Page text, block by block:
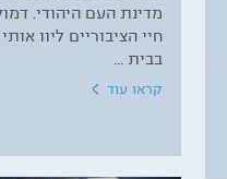
מדינת העם היהודי.
חיי הציבוריים ליוו
בבית ...
קראו עוד